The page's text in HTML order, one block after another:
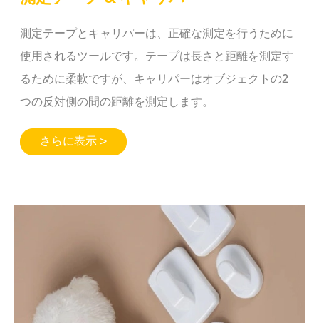
測定テープとキャリパーは、正確な測定を行うために
使用されるツールです。テープは長さと距離を測定す
るために柔軟ですが、キャリパーはオブジェクトの2
つの反対側の間の距離を測定します。
さらに表示 >